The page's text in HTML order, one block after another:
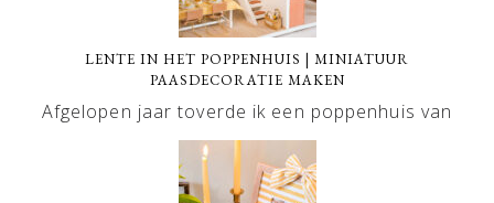
LENTE IN HET POPPENHUIS | MINIATUUR
PAASDECORATIE MAKEN
Afgelopen jaar toverde ik een poppenhuis van